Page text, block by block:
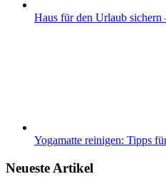
Haus für den Urlaub sichern
Yogamatte reinigen: Tipps
Neueste Artikel